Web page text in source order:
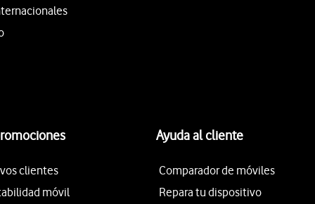
clientes
móvil
Ayuda al cliente
Comparador de móviles
Repara tu dispositivo